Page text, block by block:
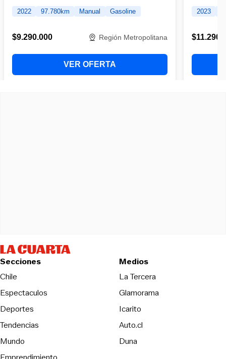
Secciones
Chile
Espectaculos
Deportes
Tendencias
Mundo
Medios
La TerceraOpens in new
Glamorama
Icarito
Auto.cl
DunaOpens in new window